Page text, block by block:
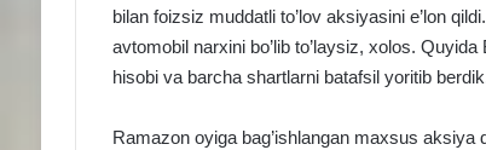
bilan foizsiz muddatli to’lov aksiyasini e’lon
avtomobil narxini bo’lib to’laysiz, xolos.
hisobi va barcha shartlarni batafsil yoritib
Ramazon oyiga bag’ishlangan maxsus